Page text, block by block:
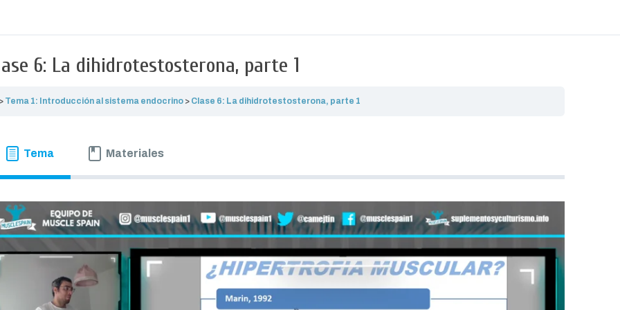
6: La dihidrotestosterona, parte 1
Tema 1: Introducción al sistema endocrino Clase 6: La dihidrotestosterona, parte 1
Tema Materiales